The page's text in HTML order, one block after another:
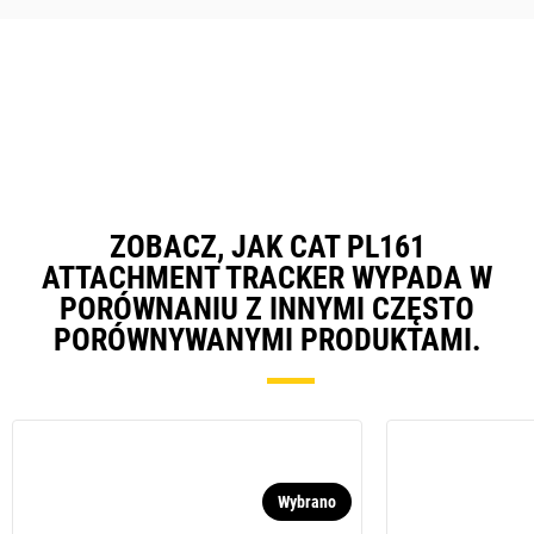
ZOBACZ, JAK CAT PL161
ATTACHMENT TRACKER WYPADA W
PORÓWNANIU Z INNYMI CZĘSTO
PORÓWNYWANYMI PRODUKTAMI.
Wybrano